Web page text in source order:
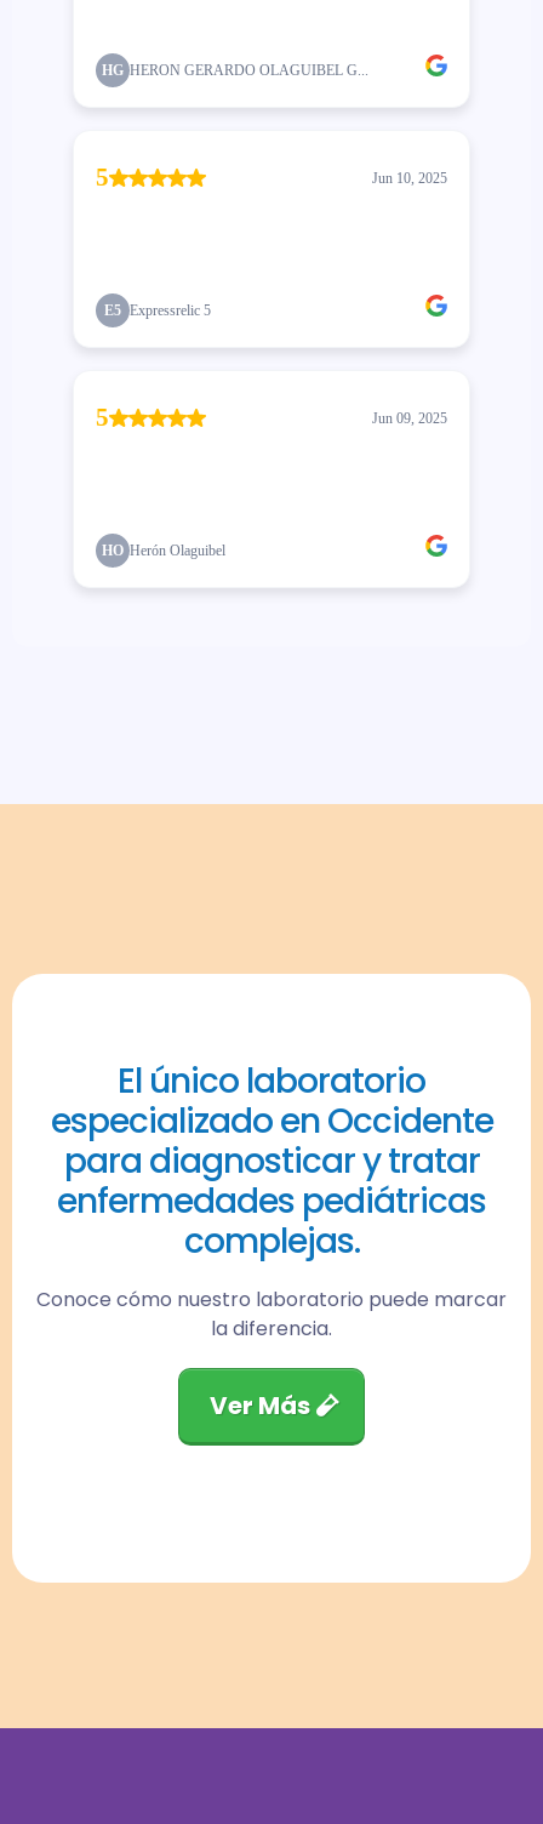
El único laboratorio
especializado en Occidente
para diagnosticar y tratar
enfermedades pediátricas
complejas.
Conoce cómo nuestro laboratorio puede marcar
la diferencia.
Ver Más